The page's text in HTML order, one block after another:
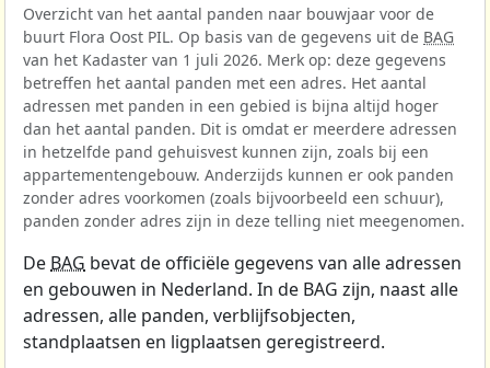
Overzicht van het aantal panden naar bouwjaar voor de
buurt Flora Oost PIL. Op basis van de gegevens uit de BAG
van het Kadaster van 1 juli 2026. Merk op: deze gegevens
betreffen het aantal panden met een adres. Het aantal
adressen met panden in een gebied is bijna altijd hoger
dan het aantal panden. Dit is omdat er meerdere adressen
in hetzelfde pand gehuisvest kunnen zijn, zoals bij een
appartementengebouw. Anderzijds kunnen er ook panden
zonder adres voorkomen (zoals bijvoorbeeld een schuur),
panden zonder adres zijn in deze telling niet meegenomen.
De BAG bevat de officiële gegevens van alle adressen
en gebouwen in Nederland. In de BAG zijn, naast alle
adressen, alle panden, verblijfsobjecten,
standplaatsen en ligplaatsen geregistreerd.